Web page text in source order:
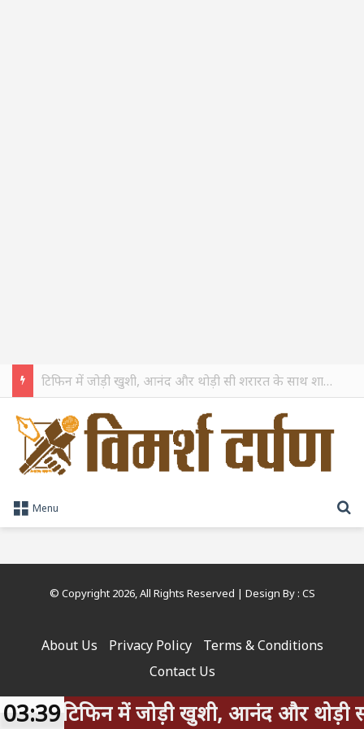
टिफिन में जोड़ी खुशी, आनंद और थोड़ी सी शरारत के साथ शाहरुख खान ने टिफिन बॉक्स को दी हैप्पी एंडिंग
Menu
© Copyright 2026, All Rights Reserved | Design By : CS
About Us Privacy Policy
Terms & Conditions
Contact Us
टिफिन में जोड़ी खुशी, आनंद और थोड़ी
03:39